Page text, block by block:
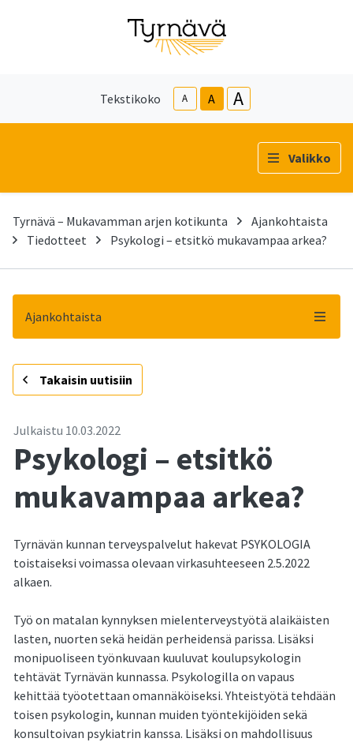
Tekstikoko A A A
Valikko
Tyrnävä – Mukavamman arjen kotikunta
Ajankohtaista
Tiedotteet
Psykologi – etsitkö mukavampaa arkea?
Ajankohtaista
- Takaisin uutisiin
Julkaistu 10.03.2022
Psykologi – etsitkö
mukavampaa arkea?
Tyrnävän kunnan terveyspalvelut hakevat PSYKOLOGIA
toistaiseksi voimassa olevaan virkasuhteeseen 2.5.2022
alkaen.
Työ on matalan kynnyksen mielenterveystyötä alaikäisten
lasten, nuorten sekä heidän perheidensä parissa. Lisäksi
monipuoliseen työnkuvaan kuuluvat koulupsykologin
tehtävät Tyrnävän kunnassa. Psykologilla on vapaus
kehittää työotettaan omannäköiseksi. Yhteistyötä tehdään
toisen psykologin, kunnan muiden työntekijöiden sekä
konsultoivan psykiatrin kanssa. Lisäksi on mahdollisuus